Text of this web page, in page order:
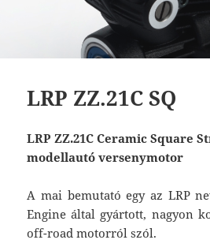
LRP ZZ.21C SQ
LRP ZZ.21C Ceramic Square
modellautó versenymotor
A mai bemutató egy az LRP
Engine által gyártott, nagyon
off-road motorról szól.